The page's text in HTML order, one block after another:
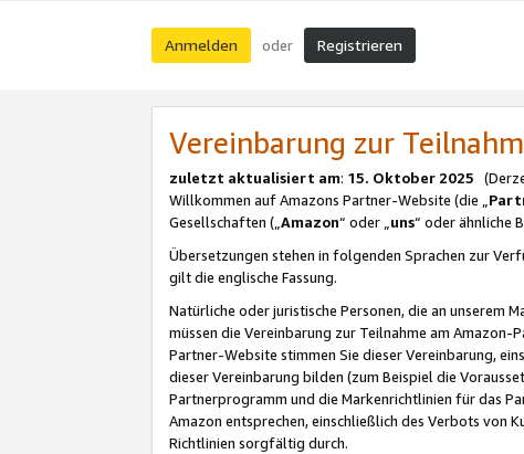
Anmelden oder Registrieren
Vereinbarung zur
zuletzt aktualisiert am: 15. Oktober 2025
Willkommen auf Amazons Partner-Website (die „
Gesellschaften („Amazon“ oder „uns“ oder ähnliche
Übersetzungen stehen in folgenden Sprachen zur
gilt die englische Fassung.
Natürliche oder juristische Personen, die an unserem
müssen die Vereinbarung zur Teilnahme am Amazon-
Partner-Website stimmen Sie dieser Vereinbarung,
dieser Vereinbarung bilden (zum Beispiel die
Partnerprogramm und die Markenrichtlinien für das
Amazon entsprechen, einschließlich des Verbots von
Richtlinien sorgfältig durch.